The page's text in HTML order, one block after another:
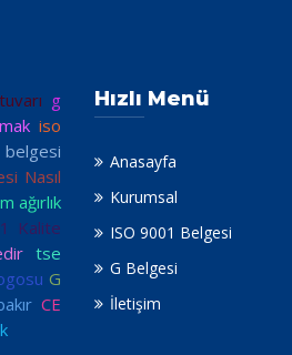
g
iso
Nasıl
ağırlık
Kalite
tse
G
CE
Hızlı Menü
Anasayfa
Kurumsal
ISO 9001 Belgesi
G Belgesi
İletişim